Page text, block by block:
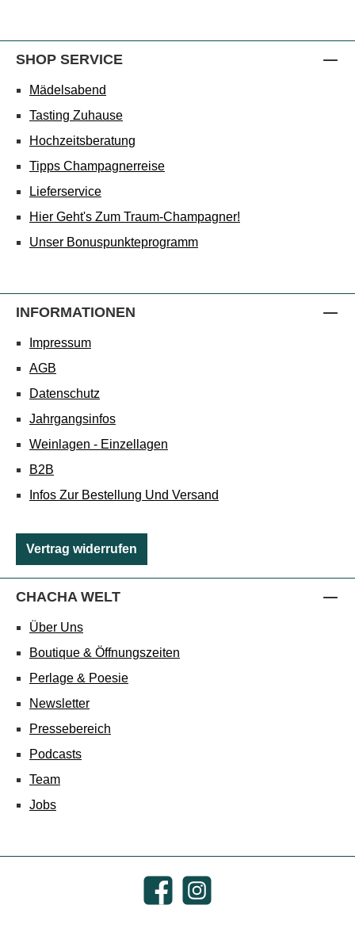
SHOP SERVICE
Mädelsabend
Tasting Zuhause
Hochzeitsberatung
Tipps Champagnerreise
Lieferservice
Hier Geht's Zum Traum-Champagner!
Unser Bonuspunkteprogramm
INFORMATIONEN
Impressum
AGB
Datenschutz
Jahrgangsinfos
Weinlagen - Einzellagen
B2B
Infos Zur Bestellung Und Versand
Vertrag widerrufen
CHACHA WELT
Über Uns
Boutique & Öffnungszeiten
Perlage & Poesie
Newsletter
Pressebereich
Podcasts
Team
Jobs
FacebookInstagram